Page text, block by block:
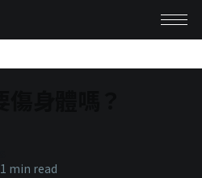
1 min read